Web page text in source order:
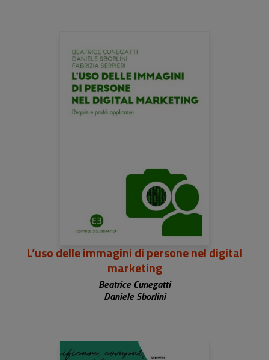
L’uso delle immagini di persone nel digital
marketing
Beatrice Cunegatti
Daniele Sborlini